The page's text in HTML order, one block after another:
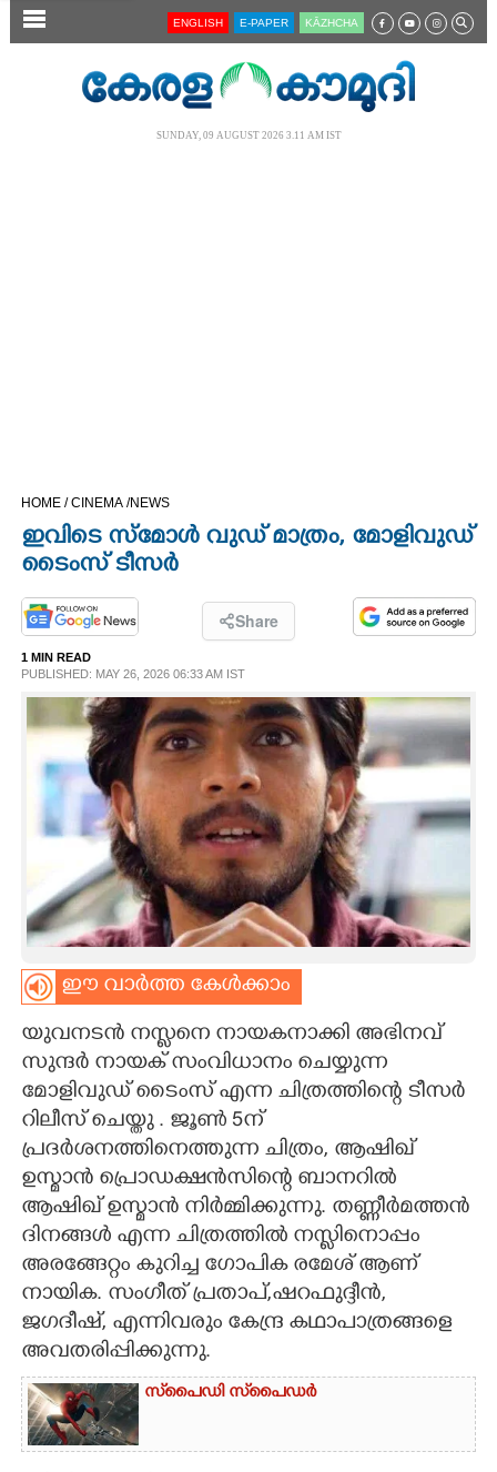
SECTIONS
LIFESTYLE
SPIRITUAL
INFO+
ART
ASTRO
CARTOONS
LITERATURE
CONTACT US
ENGLISH E-PAPER KĀZHCHA
SUNDAY, 09 AUGUST 2026 3.11 AM IST
HOME /CINEMA /NEWS
ഇവിടെ സ്മോൾ വുഡ് മാത്രം,​ മോളിവുഡ്
ടൈംസ് ടീസർ
Share
1 MIN READ
PUBLISHED: MAY 26, 2026 06:33 AM IST
ഈ വാർത്ത കേൾക്കാം
യുവനടൻ നസ്ലനെ നായകനാക്കി അഭിനവ്
സുന്ദർ നായക് സംവിധാനം ചെയ്യുന്ന
മോളിവുഡ് ടൈംസ് എന്ന ചിത്രത്തിന്റെ ടീസർ
റിലീസ് ചെയ്തു . ജൂൺ 5ന്
പ്രദർശനത്തിനെത്തുന്ന ചിത്രം, ആഷിഖ്
ഉസ്മാൻ പ്രൊഡക്ഷൻസിന്റെ ബാനറിൽ
ആഷിഖ് ഉസ്മാൻ നിർമ്മിക്കുന്നു. തണ്ണീർമത്തൻ
ദിനങ്ങൾ എന്ന ചിത്രത്തിൽ നസ്ലിനൊപ്പം
അരങ്ങേറ്റം കുറിച്ച ഗോപിക രമേശ് ആണ്
നായിക. സംഗീത് പ്രതാപ്,ഷറഫുദ്ദീൻ,
ജഗദീഷ്, എന്നിവരും കേന്ദ്ര കഥാപാത്രങ്ങളെ
അവതരിപ്പിക്കുന്നു.
സ്‌പൈ‌ഡി സ്‌പൈ‌ഡർ